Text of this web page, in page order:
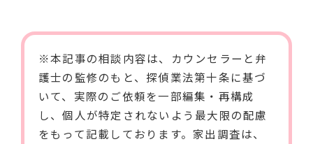
※本記事の相談内容は、カウンセラーと弁
護士の監修のもと、 探偵業法第十条に基づ
いて、実際のご依頼を一部編集・再構成
し、個人が特定されないよう最大限の配慮
をもって記載しております。家出調査は、